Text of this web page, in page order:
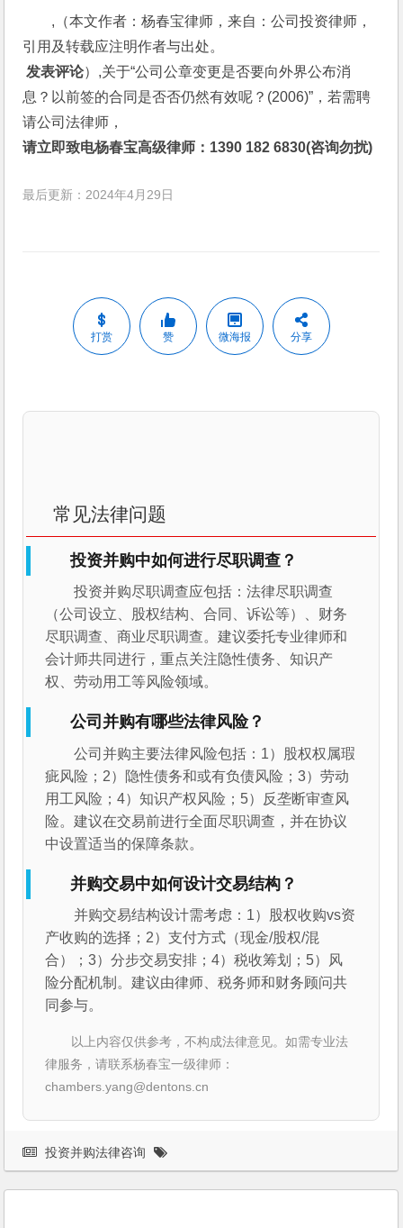
,（本文作者：杨春宝律师，来自：公司投资律师，
引用及转载应注明作者与出处。
发表评论）,关于“公司公章变更是否要向外界公布消
息？以前签的合同是否否仍然有效呢？(2006)”，若需聘
请公司法律师，
请立即致电杨春宝高级律师：1390 182 6830(咨询勿扰)
最后更新：2024年4月29日
打赏 赞 微海报 分享
常见法律问题
投资并购中如何进行尽职调查？
投资并购尽职调查应包括：法律尽职调查
（公司设立、股权结构、合同、诉讼等）、财务
尽职调查、商业尽职调查。建议委托专业律师和
会计师共同进行，重点关注隐性债务、知识产
权、劳动用工等风险领域。
公司并购有哪些法律风险？
公司并购主要法律风险包括：1）股权权属瑕
疵风险；2）隐性债务和或有负债风险；3）劳动
用工风险；4）知识产权风险；5）反垄断审查风
险。建议在交易前进行全面尽职调查，并在协议
中设置适当的保障条款。
并购交易中如何设计交易结构？
并购交易结构设计需考虑：1）股权收购vs资
产收购的选择；2）支付方式（现金/股权/混
合）；3）分步交易安排；4）税收筹划；5）风
险分配机制。建议由律师、税务师和财务顾问共
同参与。
以上内容仅供参考，不构成法律意见。如需专业法
律服务，请联系杨春宝一级律师：
chambers.yang@dentons.cn
投资并购法律咨询